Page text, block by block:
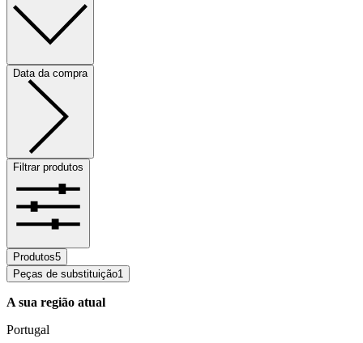
Data da compra
Filtrar produtos
Produtos5
Peças de substituição1
A sua região atual
Portugal